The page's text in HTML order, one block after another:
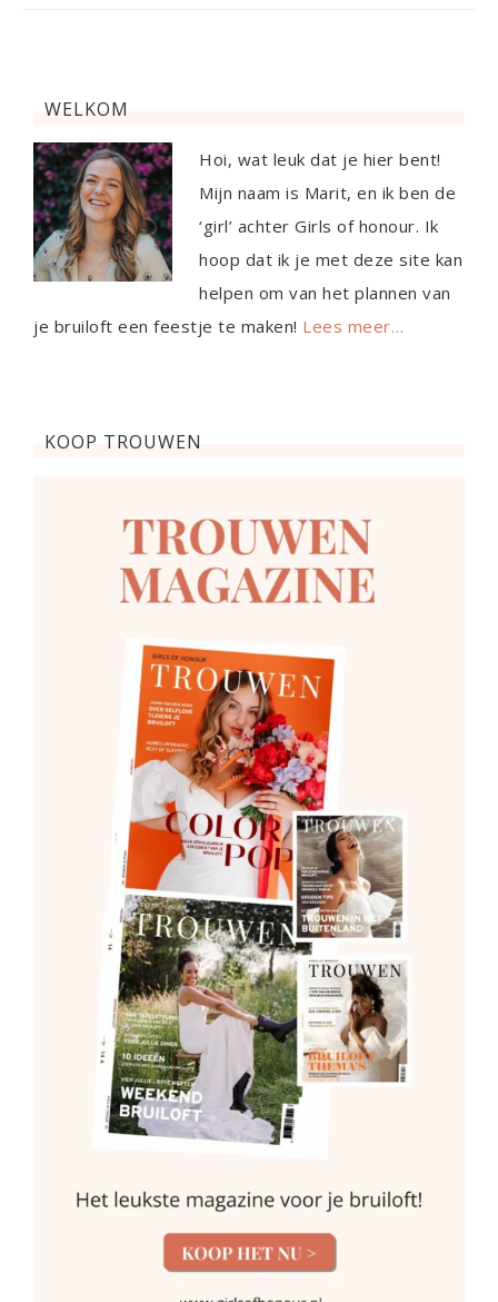
WELKOM
Hoi, wat leuk dat je hier bent!
Mijn naam is Marit, en ik ben de
‘girl’ achter Girls of honour. Ik
hoop dat ik je met deze site kan
helpen om van het plannen van
je bruiloft een feestje te maken! Lees meer…
KOOP TROUWEN